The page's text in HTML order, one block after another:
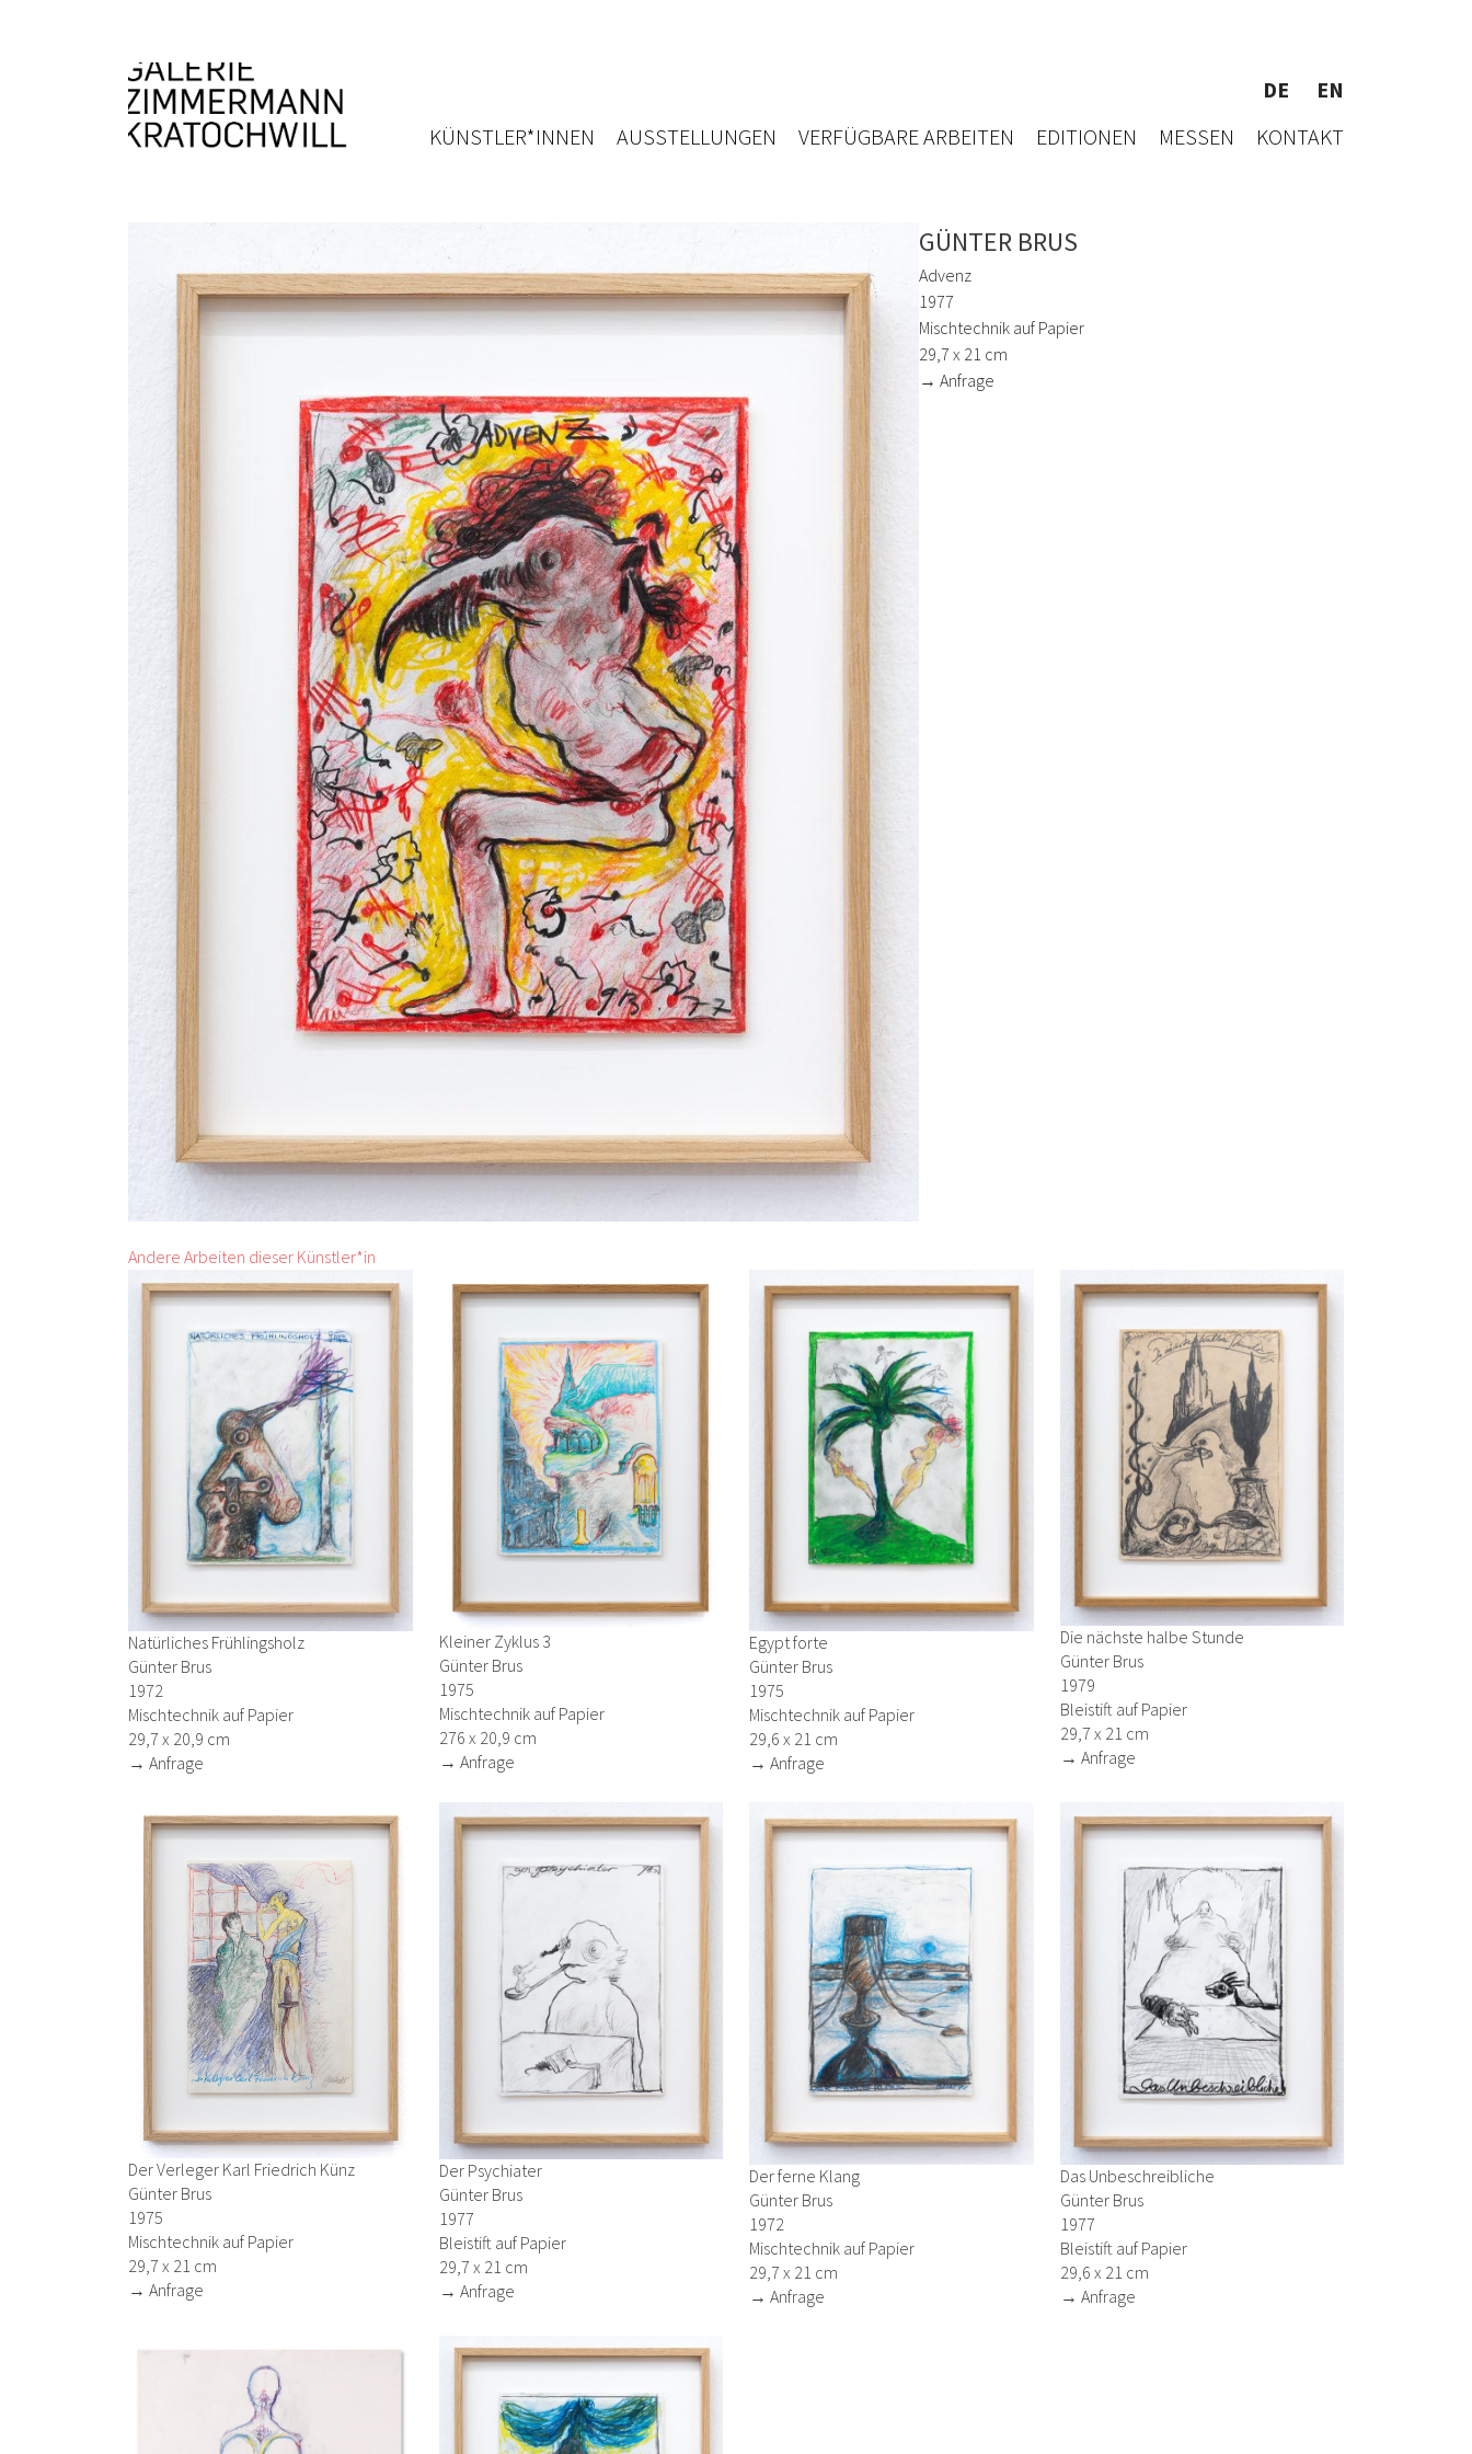
DE
EN
KÜNSTLER*INNEN
AUSSTELLUNGEN VERFÜGBARE ARBEITEN EDITIONEN MESSEN KONTAKT
GÜNTER BRUS
Advenz
1977
Mischtechnik auf Papier
29,7 x 21 cm
→ Anfrage
Andere Arbeiten dieser Künstler*in
Natürliches Frühlingsholz
Günter Brus
1972
Mischtechnik auf Papier
29,7 x 20,9 cm
→ Anfrage
Kleiner Zyklus 3
Günter Brus
1975
Mischtechnik auf Papier
276 x 20,9 cm
→ Anfrage
Egypt forte
Günter Brus
1975
Mischtechnik auf Papier
29,6 x 21 cm
→ Anfrage
Die nächste halbe Stunde
Günter Brus
1979
Bleistift auf Papier
29,7 x 21 cm
→ Anfrage
Der Verleger Karl Friedrich Künz
Günter Brus
1975
Mischtechnik auf Papier
29,7 x 21 cm
→ Anfrage
Der Psychiater
Günter Brus
1977
Bleistift auf Papier
29,7 x 21 cm
→ Anfrage
Der ferne Klang
Günter Brus
1972
Mischtechnik auf Papier
29,7 x 21 cm
→ Anfrage
Das Unbeschreibliche
Günter Brus
1977
Bleistift auf Papier
29,6 x 21 cm
→ Anfrage